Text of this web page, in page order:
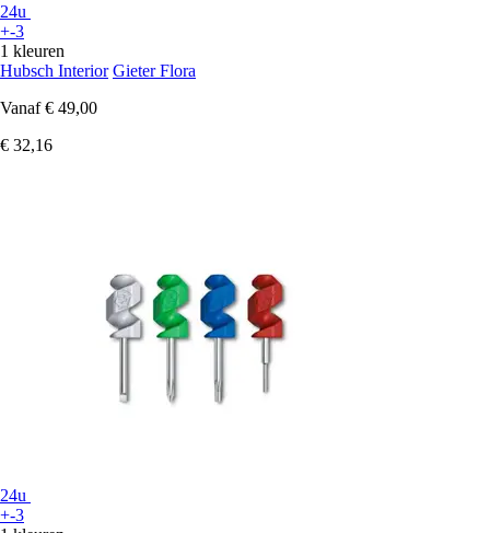
24u
+-3
1 kleuren
Hubsch Interior Gieter Flora
Vanaf € 49,00
€ 32,16
24u
+-3